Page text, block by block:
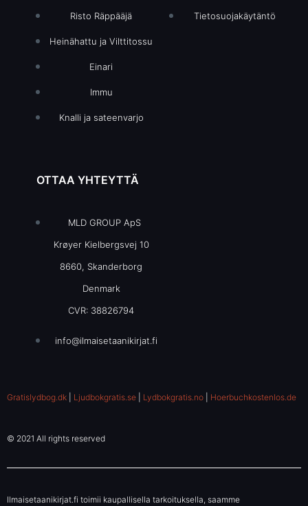
Risto Räppääjä
Heinähattu ja Vilttitossu
Einari
Immu
Knalli ja sateenvarjo
Tietosuojakäytäntö
OTTAA YHTEYTTÄ
MLD GROUP ApS
Krøyer Kielbergsvej 10
8660, Skanderborg
Denmark
CVR: 38826794
info@ilmaisetaanikirjat.fi
Gratislydbog.dk Ljudbokgratis.se Lydbokgratis.no Hoerbuchkostenlos.de
© 2021 All rights reserved
Ilmaisetaanikirjat.fi toimii kaupallisella tarkoituksella, saamme